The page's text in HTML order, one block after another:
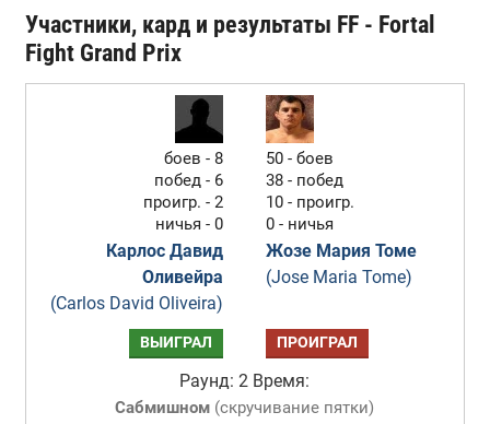
Участники, кард и результаты FF - Fortal
Fight Grand Prix
боев - 8
побед - 6
проигр. - 2
ничья - 0
Карлос Давид
Оливейра
(Carlos David Oliveira)
50 - боев
38 - побед
10 - проигр.
0 - ничья
Жозе Мария Томе
(Jose Maria Tome)
ВЫИГРАЛ ПРОИГРАЛ
Раунд: 2 Время:
Сабмишном (скручивание пятки)